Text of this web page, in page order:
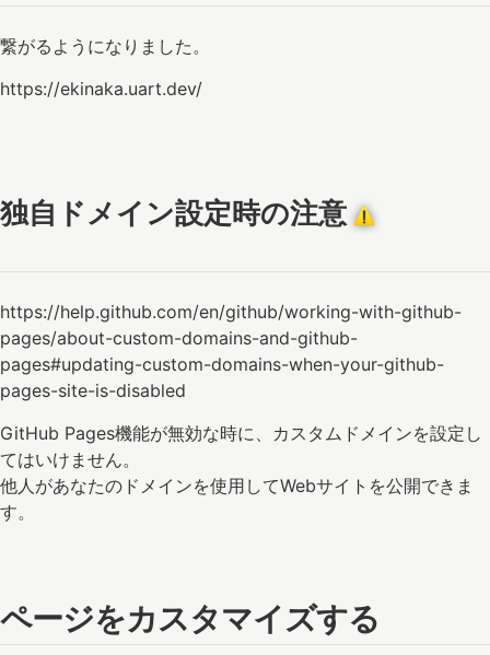
繋がるようになりました。
https://ekinaka.uart.dev/
独自ドメイン設定時の注意
https://help.github.com/en/github/working-with-github-
pages/about-custom-domains-and-github-
pages#updating-custom-domains-when-your-github-
pages-site-is-disabled
GitHub Pages機能が無効な時に、カスタムドメインを設定し
てはいけません。
他人があなたのドメインを使用してWebサイトを公開できま
す。
ページをカスタマイズする